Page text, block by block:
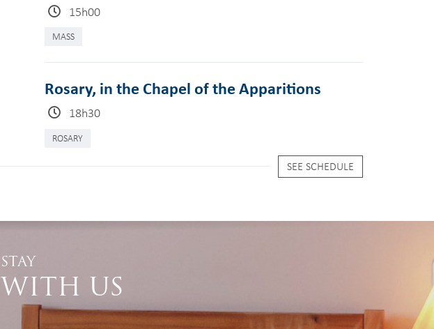
15h00
MASS
Rosary, in the Chapel of the Apparitions
18h30
ROSARY
SEE SCHEDULE
STAY
WITH US